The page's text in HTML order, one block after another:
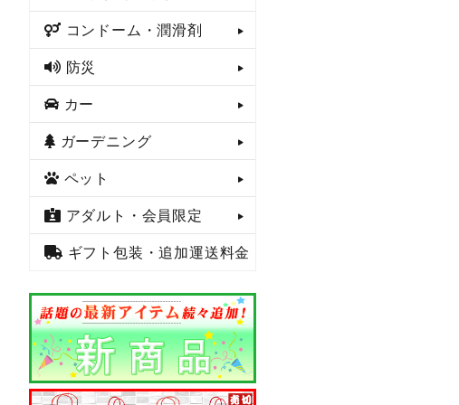
コンドーム・潤滑剤
防災
カー
ガーデニング
ペット
アダルト・会員限定
ギフト包装・追加運送料金